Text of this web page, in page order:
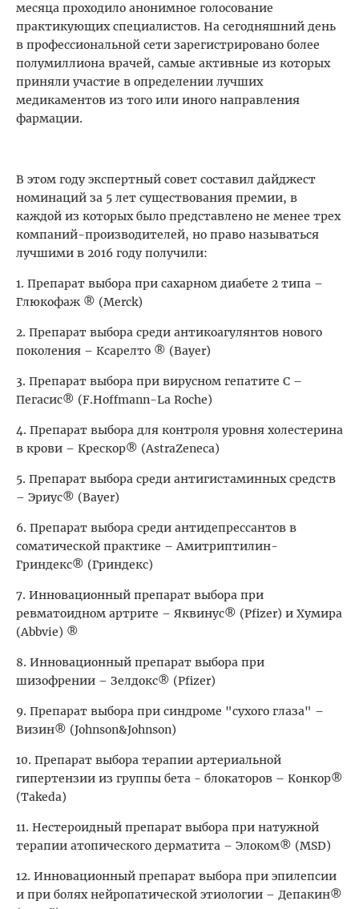
месяца проходило анонимное голосование
практикующих специалистов. На сегодняшний день
в профессиональной сети зарегистрировано более
полумиллиона врачей, самые активные из которых
приняли участие в определении лучших
медикаментов из того или иного направления
фармации.
В этом году экспертный совет составил дайджест
номинаций за 5 лет существования премии, в
каждой из которых было представлено не менее трех
компаний-производителей, но право называться
лучшими в 2016 году получили:
1. Препарат выбора при сахарном диабете 2 типа –
Глюкофаж ® (Merck)
2. Препарат выбора среди антикоагулянтов нового
поколения – Ксарелто ® (Bayer)
3. Препарат выбора при вирусном гепатите С –
Пегасис® (F.Hoffmann-La Roche)
4. Препарат выбора для контроля уровня холестерина
в крови – Крескор® (AstraZeneca)
5. Препарат выбора среди антигистаминных средств
– Эриус® (Bayer)
6. Препарат выбора среди антидепрессантов в
соматической практике – Амитриптилин-
Гриндекс® (Гриндекс)
7. Инновационный препарат выбора при
ревматоидном артрите – Яквинус® (Pfizer) и Хумира
(Abbvie) ®
8. Инновационный препарат выбора при
шизофрении – Зелдокс® (Pfizer)
9. Препарат выбора при синдроме "сухого глаза" –
Визин® (Johnson&Johnson)
10. Препарат выбора терапии артериальной
гипертензии из группы бета - блокаторов – Конкор®
(Takeda)
11. Нестероидный препарат выбора при натужной
терапии атопического дерматита – Элоком® (MSD)
12. Инновационный препарат выбора при эпилепсии
и при болях нейропатической этиологии – Депакин®